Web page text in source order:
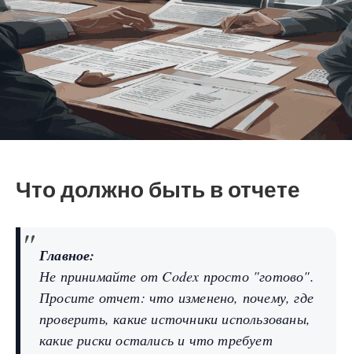
Что должно быть в отчете
Главное:
Не принимайте от Codex просто "готово".
Просите отчет: что изменено, почему, где
проверить, какие источники использованы,
какие риски остались и что требует